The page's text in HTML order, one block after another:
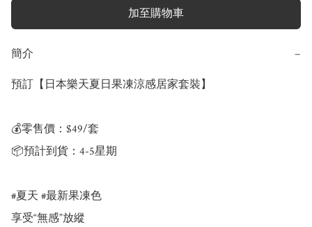
加至購物車
簡介 −
預訂【日本樂天夏日果凍涼感居家套裝】
💰零售價：$49/套
📦預計到貨：4-5星期
#夏天 #最新果凍色
享受“無感”放縱